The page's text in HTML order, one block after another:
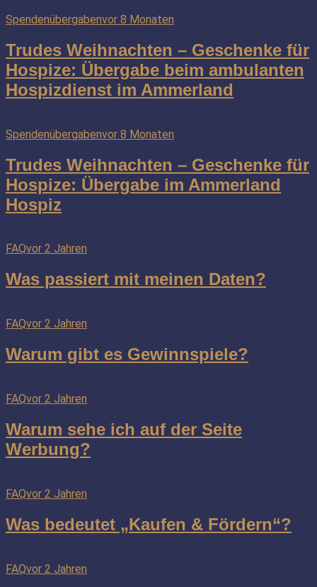
Spendenübergabenvor 8 Monaten
Trudes Weihnachten – Geschenke für
Hospize: Übergabe beim ambulanten
Hospizdienst im Ammerland
Spendenübergabenvor 8 Monaten
Trudes Weihnachten – Geschenke für
Hospize: Übergabe im Ammerland
Hospiz
FAQvor 2 Jahren
Was passiert mit meinen Daten?
FAQvor 2 Jahren
Warum gibt es Gewinnspiele?
FAQvor 2 Jahren
Warum sehe ich auf der Seite
Werbung?
FAQvor 2 Jahren
Was bedeutet „Kaufen & Fördern“?
FAQvor 2 Jahren